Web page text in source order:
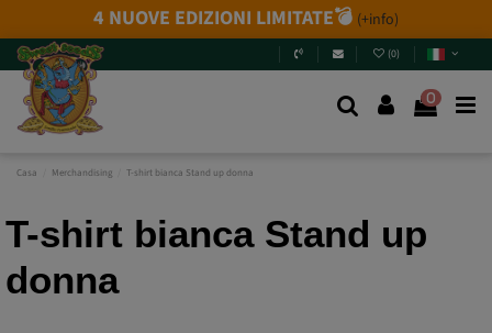
4 NUOVE EDIZIONI LIMITATE💣 (+info)
(0)
0
Casa Merchandising T-shirt bianca Stand up donna
T-shirt bianca Stand up
donna